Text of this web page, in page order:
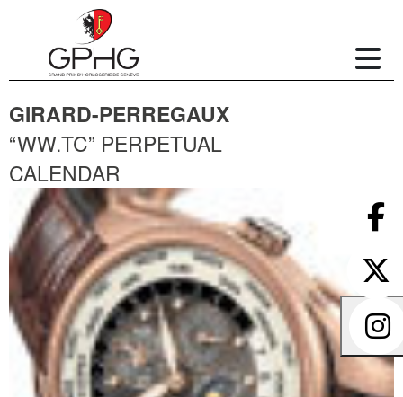
GIRARD-PERREGAUX
“WW.TC” PERPETUAL
CALENDAR